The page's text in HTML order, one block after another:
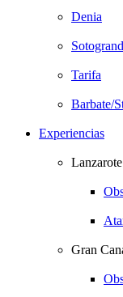
Denia
Tarifa
Barbate/
Experiencias
Lanzarote
Gran